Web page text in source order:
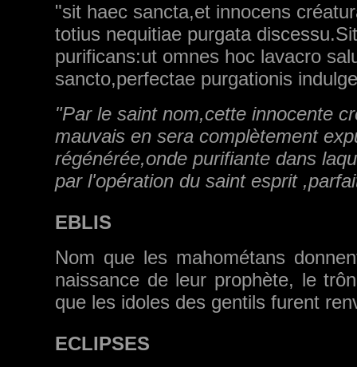
"sit haec sancta,et innocens
totius nequitiae purgata
purificans:ut omnes hoc lavacro
sancto,perfectae purgationis
"Par le saint nom,cette innocente
mauvais en sera complètement
régénérée,onde purifiante dans
par l'opération du saint esprit
EBLIS
Nom que les mahométans
naissance de leur prophète, le
que les idoles des gentils furent
ECLIPSES